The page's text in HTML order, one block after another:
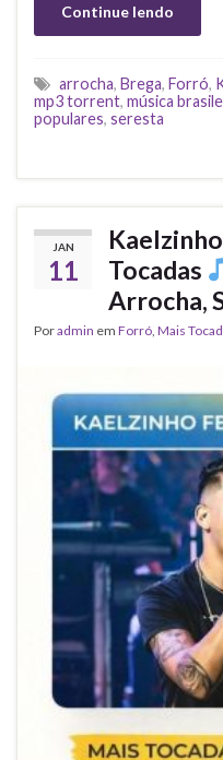
Continue lendo
arrocha, Brega, Forró,
mp3 torrent, música
populares, seresta
JAN
11
Tocadas
Arrocha,
Poradmin em Forró Mais